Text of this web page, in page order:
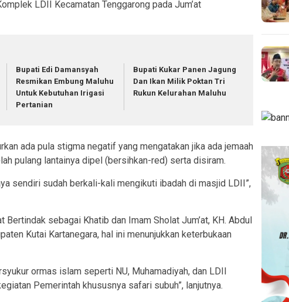
LDII Kecamatan Tenggarong pada Jum’at
Bupati Edi Damansyah
Resmikan Embung Maluhu
Untuk Kebutuhan Irigasi
Pertanian
Bupati Kukar Panen Jagung
Dan Ikan Milik Poktan Tri
Rukun Kelurahan Maluhu
ada pula stigma negatif yang mengatakan jika ada jemaah
pulang lantainya dipel (bersihkan-red) serta disiram.
sendiri sudah berkali-kali mengikuti ibadah di masjid LDII”,
Bertindak sebagai Khatib dan Imam Sholat Jum’at, KH. Abdul
Kutai Kartanegara, hal ini menunjukkan keterbukaan
ormas islam seperti NU, Muhamadiyah, dan LDII
Pemerintah khususnya safari subuh”, lanjutnya.